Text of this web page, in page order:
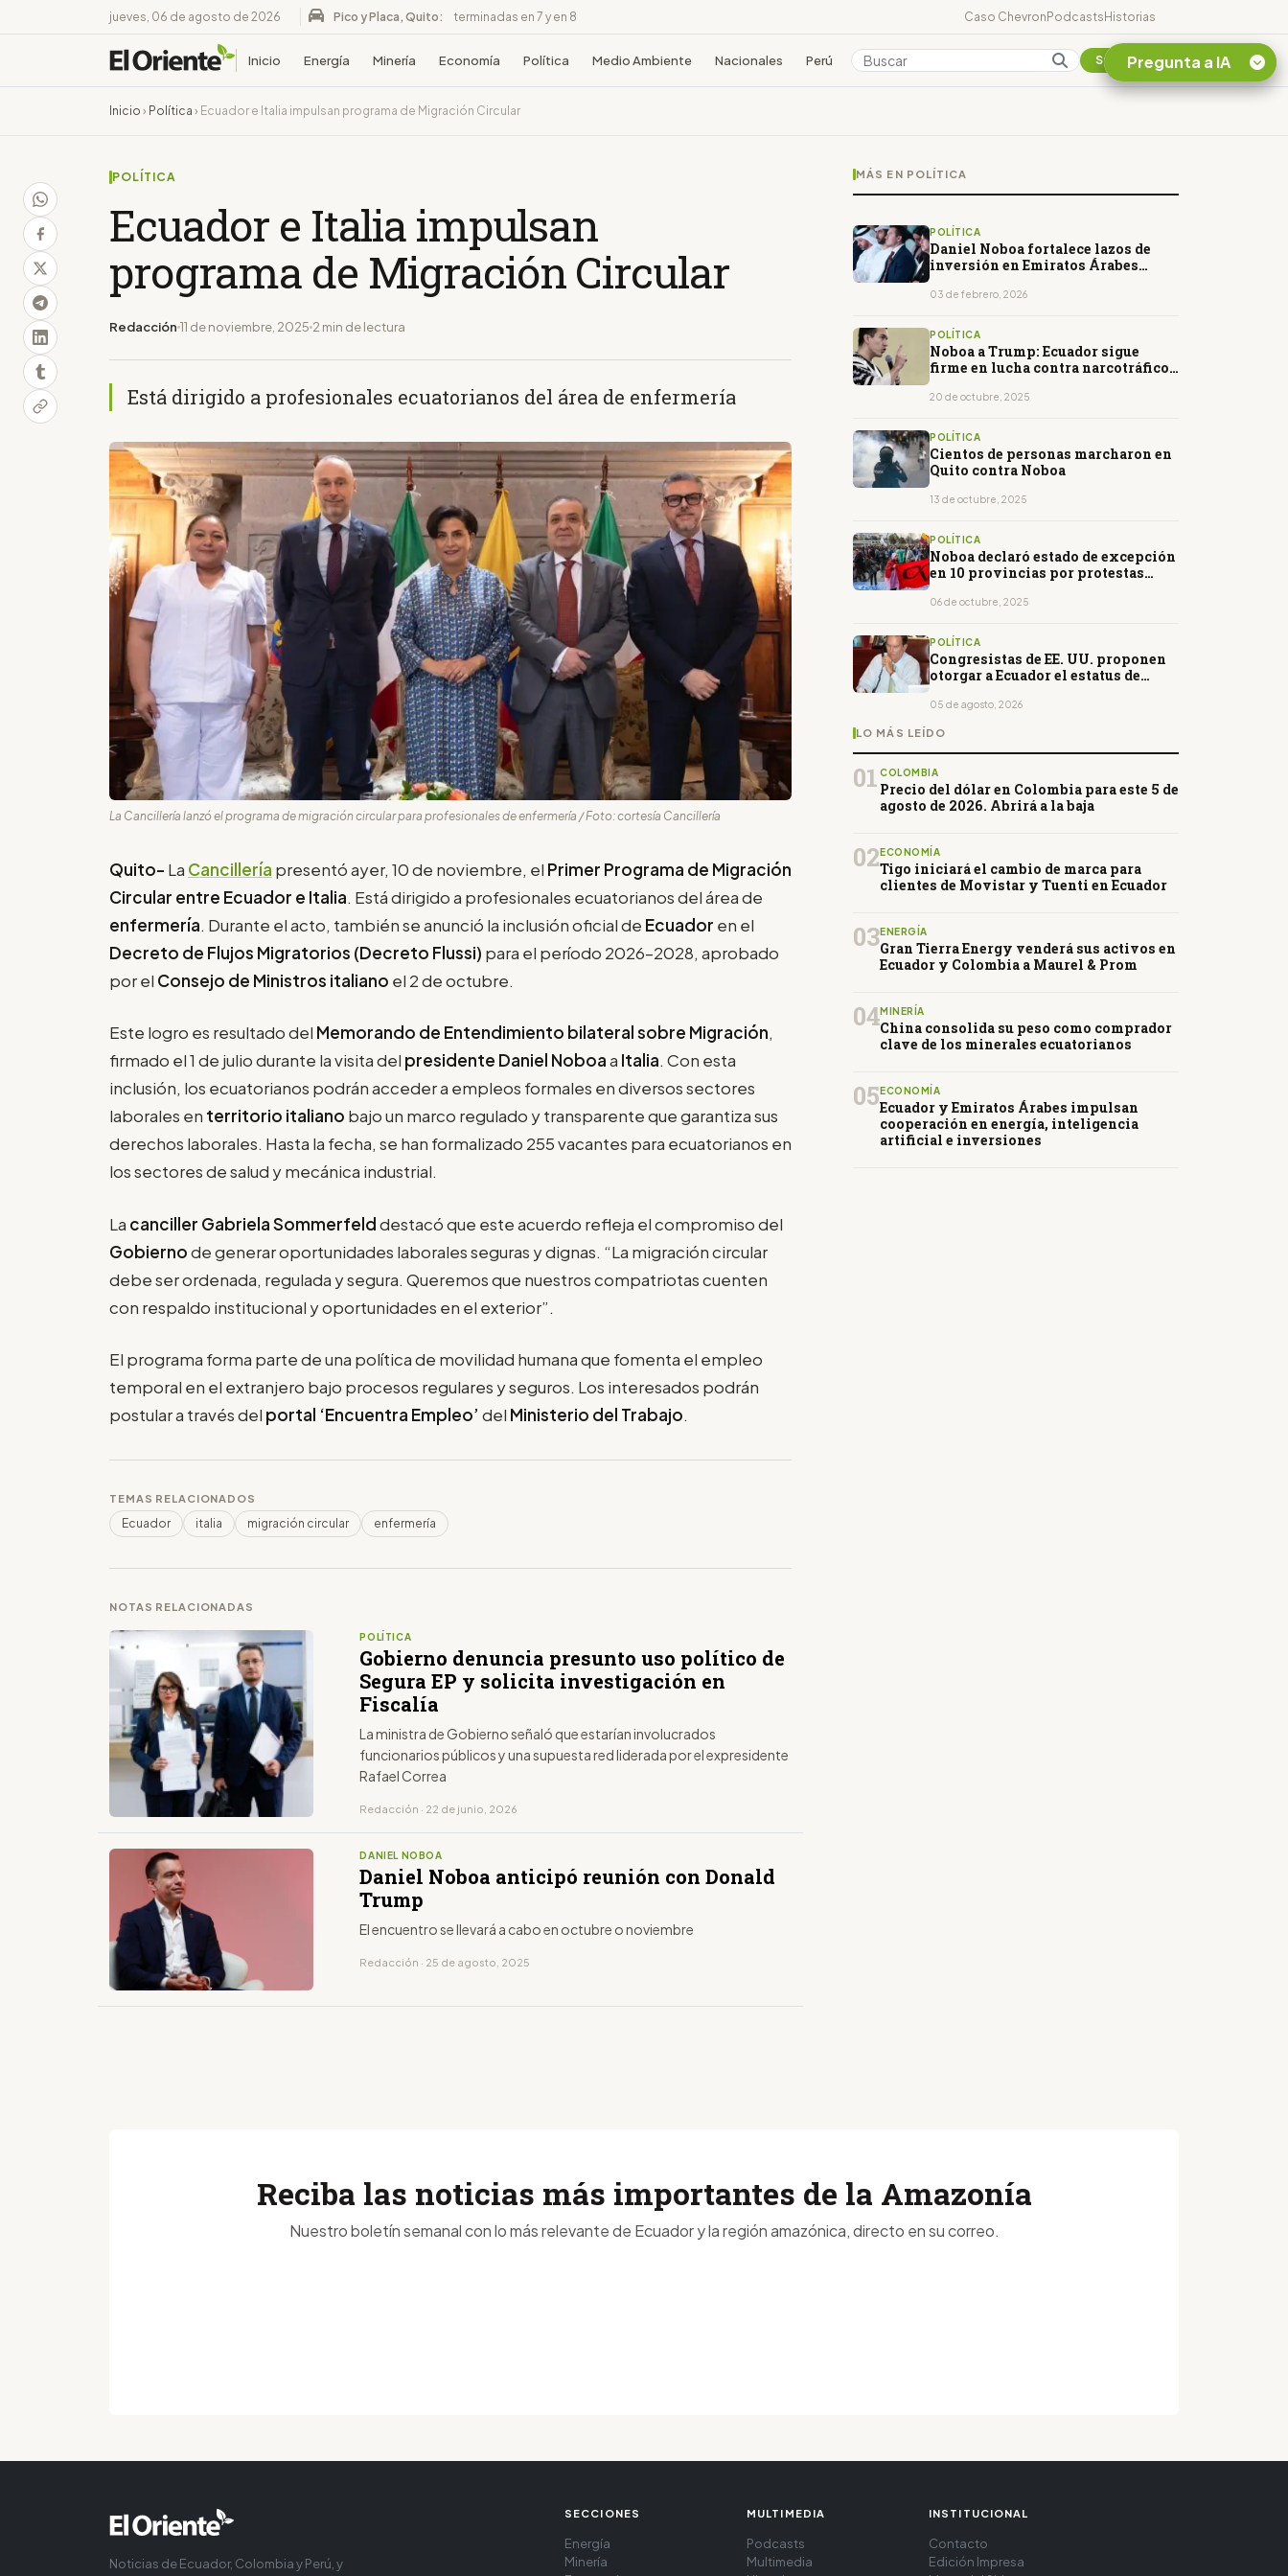
jueves, 06 de agosto de 2026 Pico y Placa, Quito: terminadas en 7 y en 8 Caso ChevronPodcastsHistorias
Inicio Energía Minería Economía Política Medio Ambiente Nacionales Perú Colombia Suscribirse
Inicio › Política › Ecuador e Italia impulsan programa de Migración Circular
POLÍTICA
Ecuador e Italia impulsan
programa de Migración Circular
Redacción 11 de noviembre, 2025 2 min de lectura
Está dirigido a profesionales ecuatorianos del área de enfermería
La Cancillería lanzó el programa de migración circular para profesionales de enfermería / Foto: cortesía Cancillería
Quito- La Cancillería presentó ayer, 10 de noviembre, el Primer Programa de Migración
Circular entre Ecuador e Italia. Está dirigido a profesionales ecuatorianos del área de
enfermería. Durante el acto, también se anunció la inclusión oficial de Ecuador en el
Decreto de Flujos Migratorios (Decreto Flussi) para el período 2026–2028, aprobado
por el Consejo de Ministros italiano el 2 de octubre.
Este logro es resultado del Memorando de Entendimiento bilateralsobre Migración,
firmado el 1 de julio durante la visita del presidente Daniel Noboaa Italia. Con esta
inclusión, los ecuatorianos podrán acceder a empleos formales en diversos sectores
laborales en territorio italiano bajo un marco regulado y transparente que garantiza sus
derechos laborales. Hasta la fecha, se han formalizado 255 vacantes para ecuatorianos en
los sectores de salud y mecánica industrial.
La canciller Gabriela Sommerfelddestacó que este acuerdo refleja el compromiso del
Gobiernode generar oportunidades laborales seguras y dignas. “La migración circular
debe ser ordenada, regulada y segura. Queremos que nuestros compatriotas cuenten
con respaldo institucional y oportunidades en el exterior”.
El programa forma parte de una política de movilidad humana que fomenta el empleo
temporal en el extranjero bajo procesos regulares y seguros. Los interesados podrán
postular a través del portal ‘Encuentra Empleo’ del Ministerio del Trabajo.
TEMAS RELACIONADOS
Ecuador italia migración circular enfermería
NOTAS RELACIONADAS
POLÍTICA
Gobierno denuncia presunto uso político de
Segura EP y solicita investigación en
Fiscalía
La ministra de Gobierno señaló que estarían involucrados
funcionarios públicos y una supuesta red liderada por el expresidente
Rafael Correa
Redacción · 22 de junio, 2026
DANIEL NOBOA
Daniel Noboa anticipó reunión con Donald
Trump
El encuentro se llevará a cabo en octubre o noviembre
Redacción · 25 de agosto, 2025
MÁS EN POLÍTICA
POLÍTICA
Daniel Noboa fortalece lazos de
inversión en Emiratos Árabes
03 de febrero, 2026
POLÍTICA
Noboa a Trump: Ecuador sigue
firme en lucha contra narcotráfico
20 de octubre, 2025
POLÍTICA
Cientos de personas marcharon en
Quito contra Noboa
13 de octubre, 2025
POLÍTICA
Noboa declaró estado de excepción
en 10 provincias por protestas
06 de octubre, 2025
POLÍTICA
Congresistas de EE. UU. proponen
otorgar a Ecuador el estatus de
05 de agosto, 2026
LO MÁS LEÍDO
01 COLOMBIA
Precio del dólar en Colombia para este 5 de
agosto de 2026. Abrirá a la baja
02 ECONOMÍA
Tigo iniciará el cambio de marca para
clientes de Movistar y Tuenti en Ecuador
03ENERGÍA
Gran Tierra Energy venderá sus activos en
Ecuador y Colombia a Maurel & Prom
04MINERÍA
China consolida su peso como comprador
clave de los minerales ecuatorianos
05 ECONOMÍA
Ecuador y Emiratos Árabes impulsan
cooperación en energía, inteligencia
artificial e inversiones
Pregunta a IA
¿En que consiste la
Reciba las noticias más importantes de la Amazonía
Nuestro boletín semanal con lo más relevante de Ecuador y la región amazónica, directo en su correo.
Noticias de Ecuador, Colombia y Perú, y
SECCIONES
Energía
Minería
MULTIMEDIA
Podcasts
Multimedia
INSTITUCIONAL
Contacto
Edición Impresa